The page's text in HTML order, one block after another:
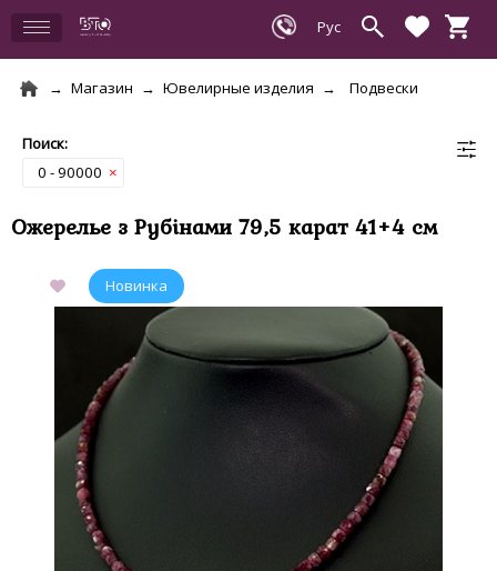
Магазин Ювелирные изделия Подвески
0 - 90000 ×
Ожерелье з Рубінами 79,5 карат 41+4 см